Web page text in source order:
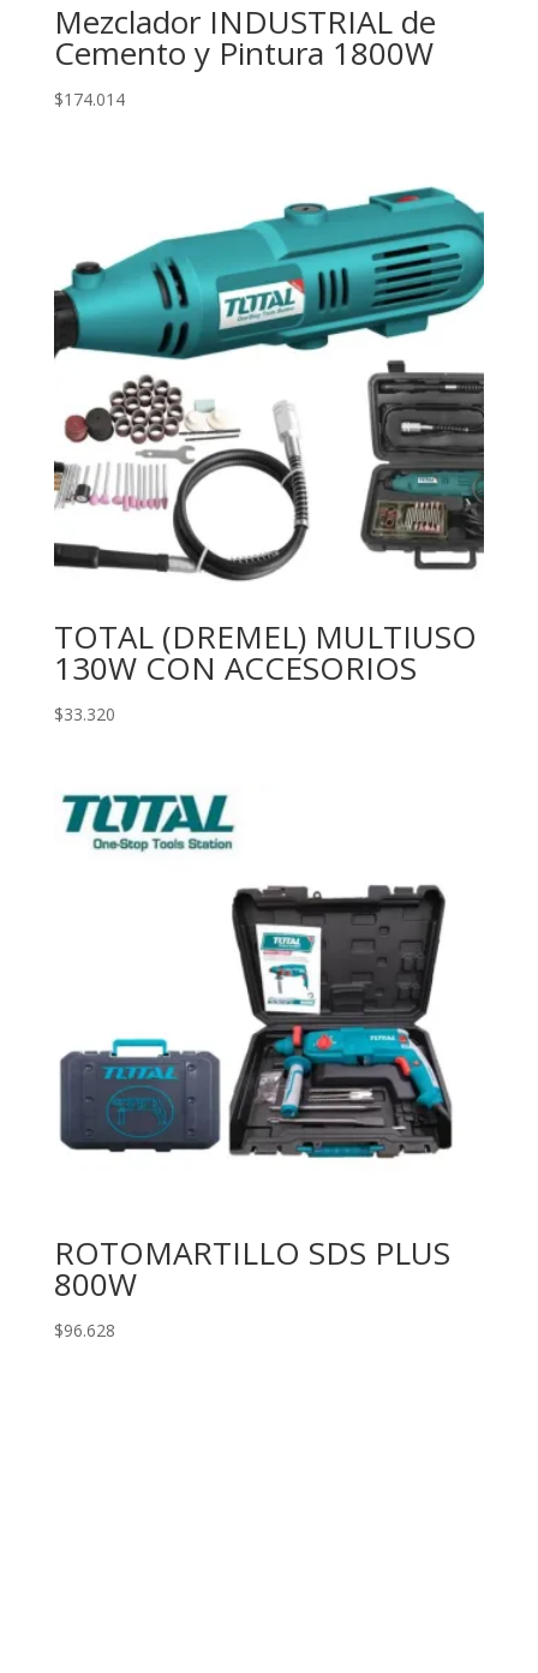
Mezclador INDUSTRIAL de
Cemento y Pintura 1800W
$174.014
TOTAL (DREMEL) MULTIUSO
130W CON ACCESORIOS
$33.320
ROTOMARTILLO SDS PLUS
800W
$96.628